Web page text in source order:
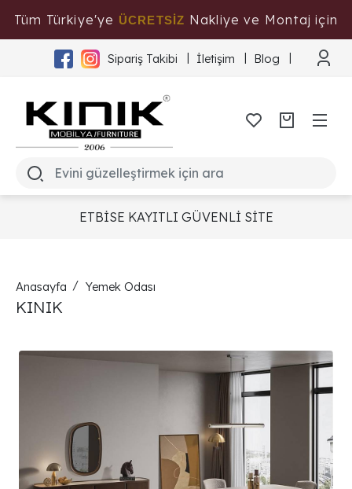
Tüm Türkiye'ye ÜCRETSİZ Nakliye ve Montaj için
Tıklayınız
Sipariş Takibi İletişim Blog
ETBİSE KAYITLI GÜVENLİ SİTE
Anasayfa Yemek Odası
KINIK